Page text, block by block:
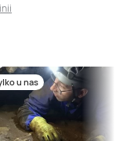
u nas